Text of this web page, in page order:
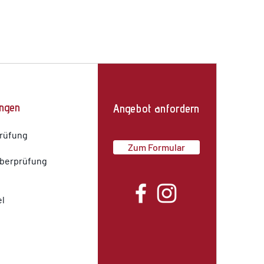
Angebot anfordern
Zum Formular